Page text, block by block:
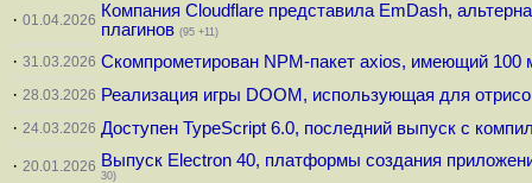
· 01.04.2026 Компания Cloudflare представила EmDash,
плагинов (95 +11)
· 31.03.2026 Скомпрометирован NPM-пакет axios, имеющий 100
· 28.03.2026 Реализация игры DOOM, использующая для
· 24.03.2026 Доступен TypeScript 6.0, последний выпуск с
· 20.01.2026 Выпуск Electron 40, платформы создания
30)